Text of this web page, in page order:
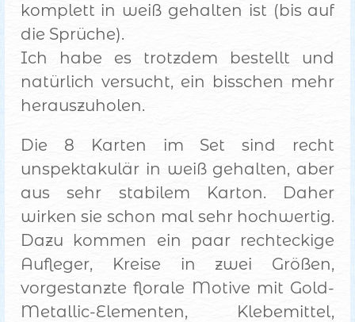
komplett in weiß gehalten ist (bis auf
die Sprüche).
Ich habe es trotzdem bestellt und
natürlich versucht, ein bisschen mehr
herauszuholen.
Die 8 Karten im Set sind recht
unspektakulär in weiß gehalten, aber
aus sehr stabilem Karton. Daher
wirken sie schon mal sehr hochwertig.
Dazu kommen ein paar rechteckige
Aufleger, Kreise in zwei Größen,
vorgestanzte florale Motive mit Gold-
Metallic-Elementen, Klebemittel,